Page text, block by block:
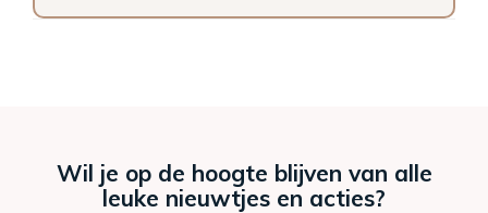
Wil je op de hoogte blijven van alle
leuke nieuwtjes en acties?